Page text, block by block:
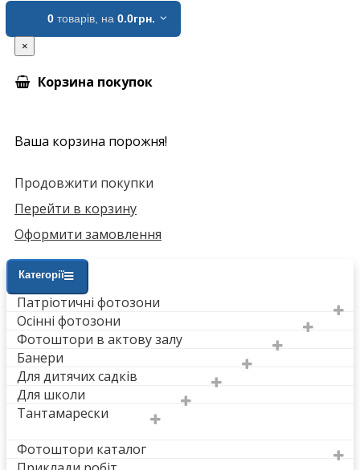
0 товарів, на 0.0грн.
×
Корзина покупок
Ваша корзина порожня!
Продовжити покупки
Перейти в корзину
Оформити замовлення
Категорії
Патріотичні фотозони
Осінні фотозони
Фотоштори в актову залу
Банери
Для дитячих садків
Для школи
Тантамарески
Фотоштори каталог